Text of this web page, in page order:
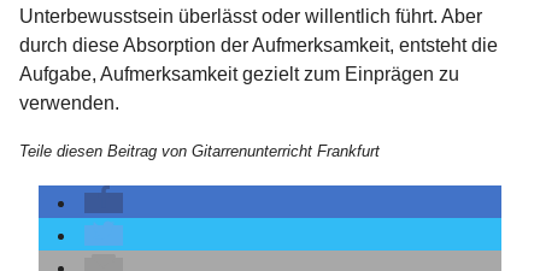
Unterbewusstsein überlässt oder willentlich führt. Aber
durch diese Absorption der Aufmerksamkeit, entsteht die
Aufgabe, Aufmerksamkeit gezielt zum Einprägen zu
verwenden.
Teile diesen Beitrag von Gitarrenunterricht Frankfurt